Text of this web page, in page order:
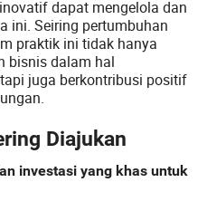
dapat mengelola dan
ini. Seiring pertumbuhan
praktik ini tidak hanya
bisnis dalam hal
juga berkontribusi positif
Diajukan
investasi yang khas untuk